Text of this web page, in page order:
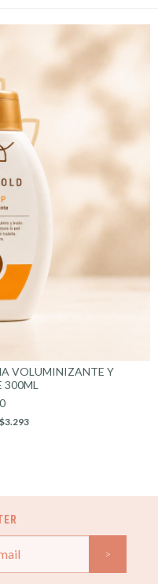
VOLUMINIZANTE Y
300ML
$3.293